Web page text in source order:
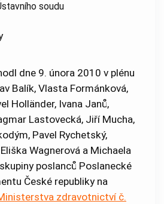
soudu
dne 9. února 2010 v plénu
Balík, Vlasta Formánková,
Holländer, Ivana Janů,
Lastovecká, Jiří Mucha,
Pavel Rychetský,
Wagnerová a Michaela
poslanců Poslanecké
České republiky na
zdravotnictví č.